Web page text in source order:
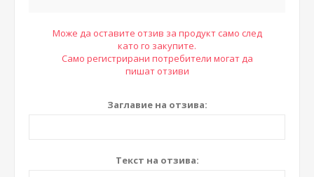
Може да оставите отзив за продукт само след
като го закупите.
Само регистрирани потребители могат да
пишат отзиви
Заглавие на отзива:
Текст на отзива: